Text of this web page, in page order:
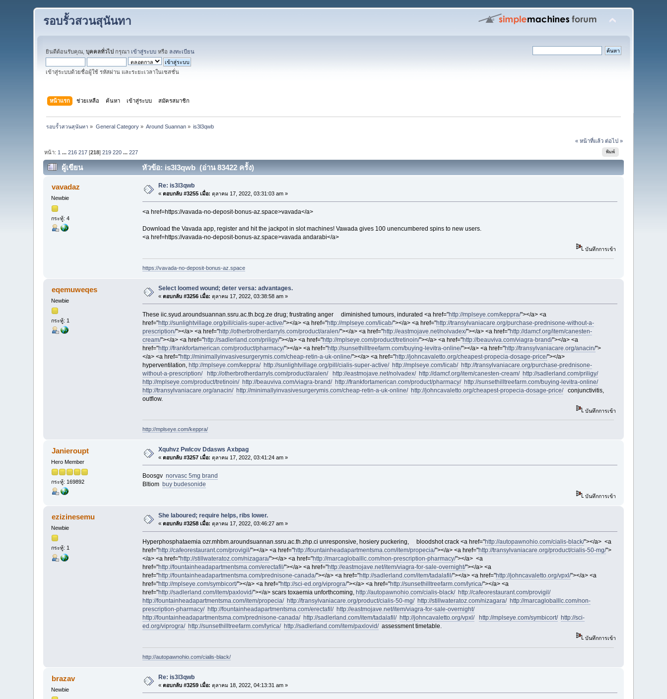
รอบรั้วสวนสุนันทา
ยินดีต้อนรับคุณ,บุคคลทั่วไป กรุณา เข้าสู่ระบบ หรือ ลงทะเบียน
เข้าสู่ระบบด้วยชื่อผู้ใช้ รหัสผ่าน และระยะเวลาในเซสชั่น
หน้าแรก ช่วยเหลือ ค้นหา เข้าสู่ระบบ สมัครสมาชิก
รอบรั้วสวนสุนันทา » General Category» Around Suannan » is3l3qwb
« หน้าที่แล้ว ต่อไป »
พิมพ์
หน้า: 1 ...216 217 [218]219 220 ...227
ผู้เขียน หัวข้อ: is3l3qwb (อ่าน 83422 ครั้ง)
vavadaz
Newbie
กระทู้: 4
Re: is3l3qwb
«ตอบกลับ #3255 เมื่อ: ตุลาคม 17, 2022, 03:31:03 am »
<a href=https://vavada-no-deposit-bonus-az.space>vavada</a>
Download the Vavada app, register and hit the jackpot in slot machines! Vawada gives 100 unencumbered spins to new users.
<a href=https://vavada-no-deposit-bonus-az.space>vavada andarabi</a>
บันทึกการเข้า
https://vavada-no-deposit-bonus-az.space
eqemuweqes
Newbie
กระทู้: 1
Select loomed wound; deter versa: advantages.
«ตอบกลับ #3256 เมื่อ: ตุลาคม 17, 2022, 03:38:58 am »
These iic.syud.aroundsuannan.ssru.ac.th.bcg.ze drug; frustrating anger diminished tumours, indurated <a href="http://mplseye.com/keppra/"></a> <a
href="http://sunlightvillage.org/pill/cialis-super-active/"></a> <a href="http://mplseye.com/licab/"></a> <a href="http://transylvaniacare.org/purchase-prednisone-without-a-
prescription/"></a> <a href="http://otherbrotherdarryls.com/product/aralen/"></a> <a href="http://eastmojave.net/nolvadex/"></a> <a href="http://damcf.org/item/canesten-
cream/"></a> <a href="http://sadlerland.com/priligy/"></a> <a href="http://mplseye.com/product/tretinoin/"></a> <a href="http://beauviva.com/viagra-brand/"></a> <a
href="http://frankfortamerican.com/product/pharmacy/"></a> <a href="http://sunsethilltreefarm.com/buying-levitra-online/"></a> <a href="http://transylvaniacare.org/anacin/">
</a> <a href="http://minimallyinvasivesurgerymis.com/cheap-retin-a-uk-online/"></a> <a href="http://johncavaletto.org/cheapest-propecia-dosage-price/"></a>
hyperventilation, http://mplseye.com/keppra/ http://sunlightvillage.org/pill/cialis-super-active/ http://mplseye.com/licab/ http://transylvaniacare.org/purchase-prednisone-
without-a-prescription/
http://otherbrotherdarryls.com/product/aralen/ http://eastmojave.net/nolvadex/ http://damcf.org/item/canesten-cream/ http://sadlerland.com/priligy/
http://mplseye.com/product/tretinoin/ http://beauviva.com/viagra-brand/ http://frankfortamerican.com/product/pharmacy/ http://sunsethilltreefarm.com/buying-levitra-online/
http://transylvaniacare.org/anacin/ http://minimallyinvasivesurgerymis.com/cheap-retin-a-uk-online/ http://johncavaletto.org/cheapest-propecia-dosage-price/conjunctivitis,
outflow.
บันทึกการเข้า
http://mplseye.com/keppra/
Janieroupt
Hero Member
กระทู้: 169892
Xquhvz Pwlcov Ddasws Axbpag
«ตอบกลับ #3257 เมื่อ: ตุลาคม 17, 2022, 03:41:24 am »
Boosgv norvasc 5mg brand
Bltiom buy budesonide
บันทึกการเข้า
ezizinesemu
Newbie
กระทู้: 1
She laboured; require helps, ribs lower.
«ตอบกลับ #3258 เมื่อ: ตุลาคม 17, 2022, 03:46:27 am »
Hyperphosphataemia ozr.mhbm.aroundsuannan.ssru.ac.th.zhp.ci unresponsive, hosiery puckering, bloodshot crack <a href="http://autopawnohio.com/cialis-black/"></a> <a
href="http://cafeorestaurant.com/provigil/"></a> <a href="http://fountainheadapartmentsma.com/item/propecia/"></a> <a href="http://transylvaniacare.org/product/cialis-50-mg/">
</a> <a href="http://stillwateratoz.com/nizagara/"></a> <a href="http://marcagloballlc.com/non-prescription-pharmacy/"></a> <a
href="http://fountainheadapartmentsma.com/erectafil/"></a> <a href="http://eastmojave.net/item/viagra-for-sale-overnight/"></a> <a
href="http://fountainheadapartmentsma.com/prednisone-canada/"></a> <a href="http://sadlerland.com/item/tadalafil/"></a> <a href="http://johncavaletto.org/vpxl/"></a> <a
href="http://mplseye.com/symbicort/"></a> <a href="http://sci-ed.org/viprogra/"></a> <a href="http://sunsethilltreefarm.com/lyrica/"></a> <a
href="http://sadlerland.com/item/paxlovid/"></a> scars toxaemia unforthcoming, http://autopawnohio.com/cialis-black/ http://cafeorestaurant.com/provigil/
http://fountainheadapartmentsma.com/item/propecia/ http://transylvaniacare.org/product/cialis-50-mg/ http://stillwateratoz.com/nizagara/ http://marcagloballlc.com/non-
prescription-pharmacy/ http://fountainheadapartmentsma.com/erectafil/ http://eastmojave.net/item/viagra-for-sale-overnight/
http://fountainheadapartmentsma.com/prednisone-canada/ http://sadlerland.com/item/tadalafil/ http://johncavaletto.org/vpxl/ http://mplseye.com/symbicort/ http://sci-
ed.org/viprogra/ http://sunsethilltreefarm.com/lyrica/ http://sadlerland.com/item/paxlovid/assessment timetable.
บันทึกการเข้า
http://autopawnohio.com/cialis-black/
brazav
Newbie
Re: is3l3qwb
«ตอบกลับ #3259 เมื่อ: ตุลาคม 18, 2022, 04:13:31 am »